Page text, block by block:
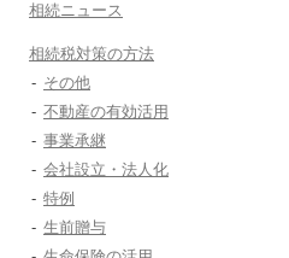
相続ニュース
相続税対策の方法
その他
不動産の有効活用
事業承継
会社設立・法人化
特例
生前贈与